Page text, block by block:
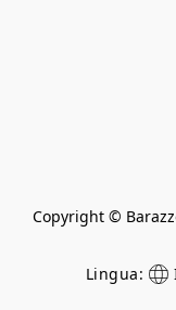
Copyright ©
Lingua: